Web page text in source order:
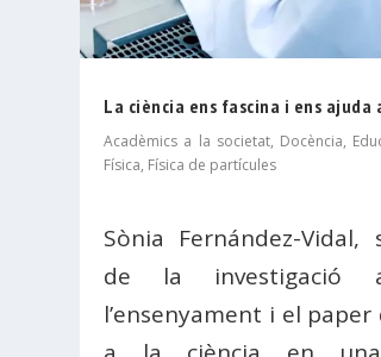
La ciència ens fascina i ens ajuda
Acadèmics a la societat, Docència,
Física, Física de partícules
Sònia Fernández-Vidal,
de la investigació
l’ensenyament i el